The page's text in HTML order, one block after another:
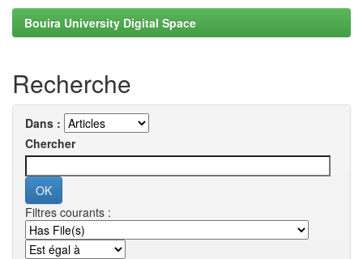
Bouira University Digital Space
Recherche
Dans :
Chercher
Filtres courants :